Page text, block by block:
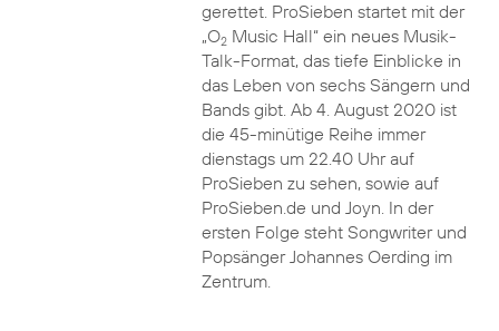
gerettet. ProSieben startet mit der
„O2Music Hall“ ein neues Musik-
Talk-Format, das tiefe Einblicke in
das Leben von sechs Sängern und
Bands gibt. Ab 4. August 2020 ist
die 45-minütige Reihe immer
dienstags um 22.40 Uhr auf
ProSieben zu sehen, sowie auf
ProSieben.de und Joyn. In der
ersten Folge steht Songwriter und
Popsänger Johannes Oerding im
Zentrum.